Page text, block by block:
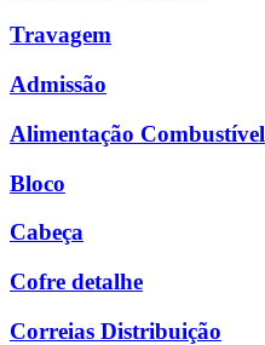
Travagem
Admissão
Alimentação Combustível
Bloco
Cabeça
Cofre detalhe
Correias Distribuição